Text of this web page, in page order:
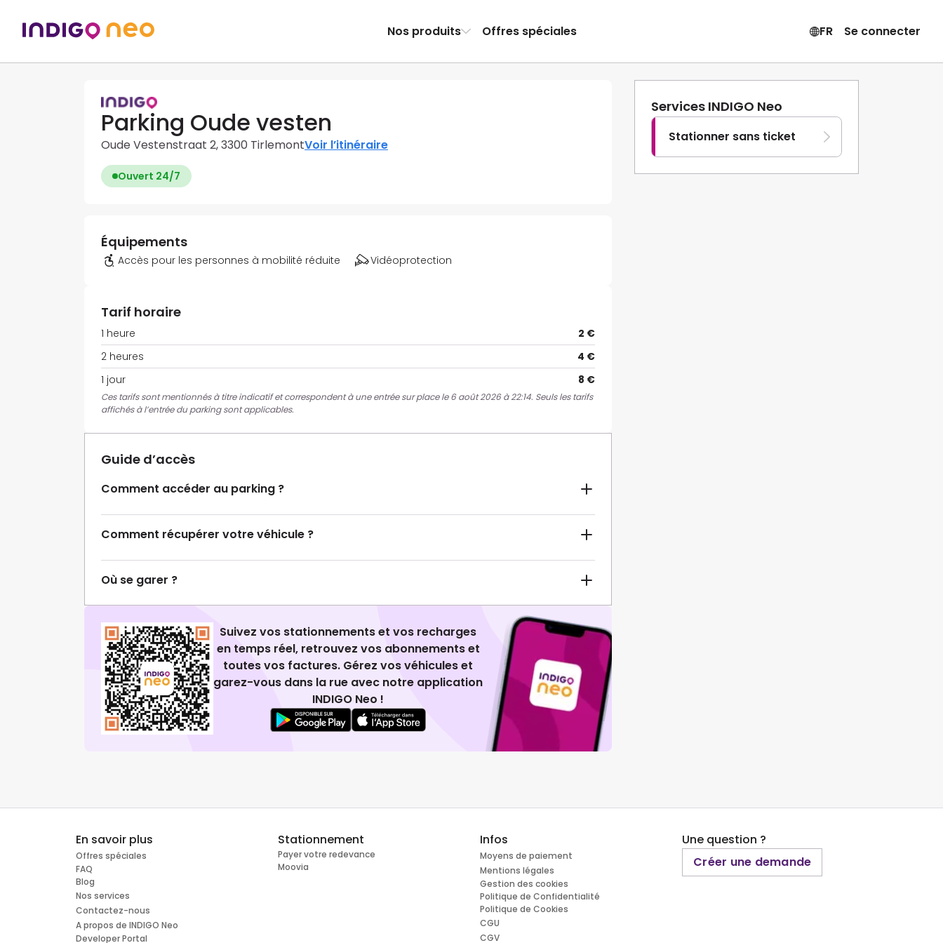
Nos produits Offres spéciales FR Se connecter
Parking Oude vesten
Oude Vestenstraat 2, 3300 TirlemontVoir l’itinéraire
Ouvert 24/7
Services INDIGO Neo
Stationner sans ticket
Équipements
Accès pour les personnes à mobilité réduite Vidéoprotection
Tarif horaire
1 heure
2 €
2 heures
4 €
1 jour
8 €
Ces tarifs sont mentionnés à titre indicatif et correspondent à une entrée sur place le 6 août 2026 à 22:14. Seuls les tarifs
affichés à l’entrée du parking sont applicables.
Guide d’accès
Comment accéder au parking ?
Comment récupérer votre véhicule ?
Où se garer ?
Suivez vos stationnements et vos recharges
en temps réel, retrouvez vos abonnements et
toutes vos factures. Gérez vos véhicules et
garez-vous dans la rue avec notre application
INDIGO Neo !
En savoir plus
Offres spéciales
FAQ
Blog
Nos services
Contactez-nous
A propos de INDIGO Neo
Developer Portal
Stationnement
Payer votre redevance
Moovia
Infos
Moyens de paiement
Mentions légales
Gestion des cookies
Politique de Confidentialité
Politique de Cookies
CGU
CGV
Une question ?
Créer une demande